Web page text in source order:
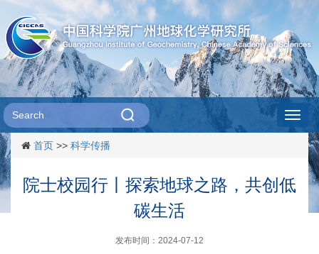
首页 >> 科学传播
院士校园行丨探索地球之路，共创低
碳生活
发布时间：2024-07-12